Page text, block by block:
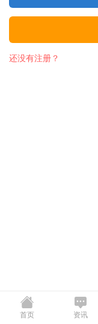
还没有注册？
首页 资讯